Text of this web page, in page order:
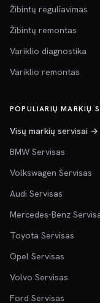
Žibintų reguliavimas
Žibintų remontas
Variklio diagnostika
Variklio remontas
POPULIARIŲ MARKIŲ
Visų markių servisai →
BMW Servisas
Volkswagen Servisas
Audi Servisas
Mercedes-Benz
Toyota Servisas
Opel Servisas
Volvo Servisas
Ford Servisas